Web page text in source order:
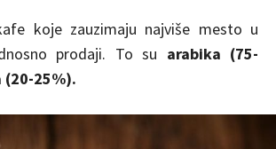
koje zauzimaju najviše mesto u
prodaji. To su arabika (75-
(20-25%).